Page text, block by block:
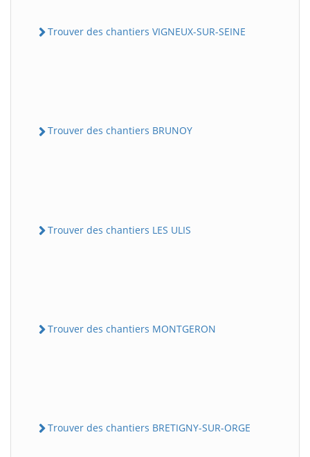
Trouver des chantiers VIGNEUX-SUR-SEINE
Trouver des chantiers BRUNOY
Trouver des chantiers LES ULIS
Trouver des chantiers MONTGERON
Trouver des chantiers BRETIGNY-SUR-ORGE